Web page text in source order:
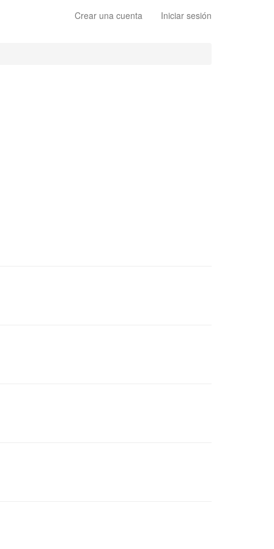
Crear una cuenta Iniciar sesión